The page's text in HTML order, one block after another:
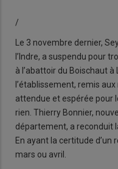
/
Le 3 novembre dernier,
l’Indre, a suspendu pour
à l’abattoir du Boischaut
l’établissement, remis
attendue et espérée pour
rien. Thierry Bonnier,
département, a reconduit
En ayant la certitude d’un
mars ou avril.